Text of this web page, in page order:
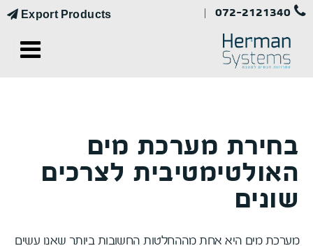
Export Products
בחירת מערכת מים
האולטימטיבית לצרכים
שונים
מערכת מים היא אחת מההחלטות החשובות ביותר שאנו עשים